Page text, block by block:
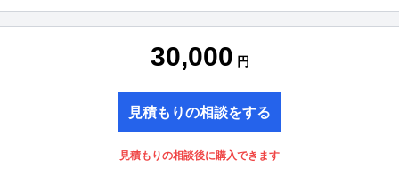
30,000 円
見積もりの相談をする
見積もりの相談後に購入できます